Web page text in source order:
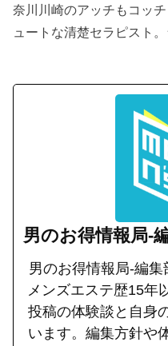
奈川川崎のアッチもコッ
ュートな清楚セラピスト
男のお得情報局-
男のお得情報局-編集
メンズエステ歴15年
投稿の体験談と自身
います。編集方針や